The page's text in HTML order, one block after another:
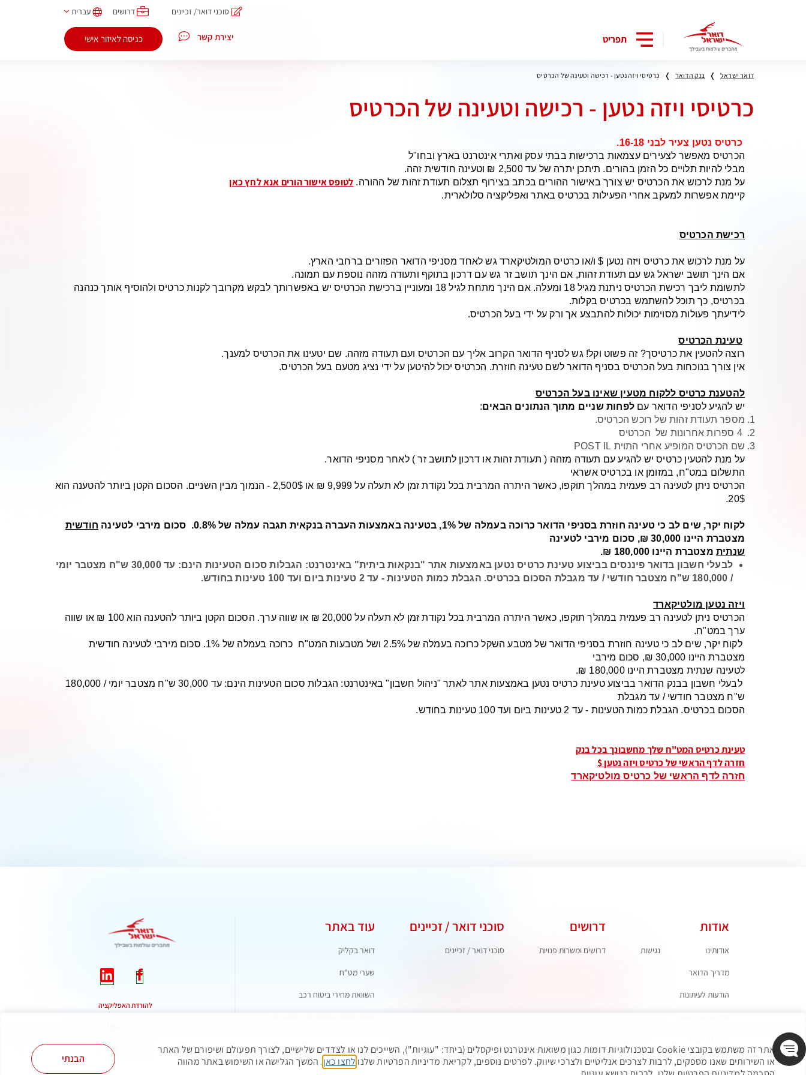
תפריט
סוכני דואר/ זכיינים דרושים עברית
יצירת קשר כניסה לאיזור אישי
דואר ישראל בנק הדואר כרטיסי ויזה נטען - רכישה וטעינה של הכרטיס
כרטיסי ויזה נטען - רכישה וטעינה של הכרטיס
כרטיס נטען צעיר לבני 16-18.
הכרטיס מאפשר לצעירים עצמאות ברכישות בבתי עסק ואתרי אינטרנט בארץ ובחו"ל
מבלי להיות תלויים כל הזמן בהורים. תיתכן יתרה של עד 2,500 ₪ וטעינה חודשית זהה.
על מנת לרכוש את הכרטיס יש צורך באישור ההורים בכתב בצירוף תצלום תעודת זהות של ההורה. לטופס אישור הורים אנא לחץ כאן
קיימת אפשרות למעקב אחרי הפעילות בכרטיס באתר ואפליקציה סלולארית.
רכישת הכרטיס
על מנת לרכוש את כרטיס ויזה נטען $ ו/או כרטיס המולטיקארד גש לאחד מסניפי הדואר הפזורים ברחבי הארץ.
אם הינך תושב ישראל גש עם תעודת זהות, אם הינך תושב זר גש עם דרכון בתוקף ותעודה מזהה נוספת עם תמונה.
לתשומת ליבך רכישת הכרטיס ניתנת מגיל 18 ומעלה. אם הינך מתחת לגיל 18 ומעוניין ברכישת הכרטיס יש באפשרותך לבקש מקרובך לקנות כרטיס ולהוסיף אותך כנהנה
בכרטיס, כך תוכל להשתמש בכרטיס בקלות.
לידיעתך פעולות מסוימות יכולות להתבצע אך ורק על ידי בעל הכרטיס.
טעינת הכרטיס
רוצה להטעין את כרטיסך? זה פשוט וקל! גש לסניף הדואר הקרוב אליך עם הכרטיס ועם תעודה מזהה. שם יטעינו את הכרטיס למענך.
אין צורך בנוכחות בעל הכרטיס בסניף הדואר לשם טעינה חוזרת. הכרטיס יכול להיטען על ידי נציג מטעם בעל הכרטיס.
להטענת כרטיס ללקוח מטעין שאינו בעל הכרטיס
יש להגיע לסניפי הדואר עם לפחות שניים מתוך הנתונים הבאים:
מספר תעודת זהות של רוכש הכרטיס.
4 ספרות אחרונות של הכרטיס
שם הכרטיס המופיע אחרי התוית POST IL
על מנת להטעין כרטיס יש להגיע עם תעודה מזהה ( תעודת זהות או דרכון לתושב זר ) לאחר מסניפי הדואר.
התשלום במט"ח, במזומן או בכרטיס אשראי
הכרטיס ניתן לטעינה רב פעמית במהלך תוקפו, כאשר היתרה המרבית בכל נקודת זמן לא תעלה על 9,999 ₪ או 2,500$ - הנמוך מבין השניים. הסכום הקטן ביותר להטענה הוא
20$.
לקוח יקר, שים לב כי טעינה חוזרת בסניפי הדואר כרוכה בעמלה של 1%, בטעינה באמצעות העברה בנקאית תגבה עמלה של 0.8%. סכום מירבי לטעינה
חודשית
מצטברת היינו 30,000 ₪, סכום מירבי לטעינה
שנתית מצטברת היינו 180,000 ₪.
לבעלי חשבון בדואר פיננסים בביצוע טעינת כרטיס נטען באמצעות אתר "בנקאות ביתית" באינטרנט: הגבלות סכום הטעינות הינם: עד 30,000 ש"ח מצטבר יומי
/ 180,000 ש"ח מצטבר חודשי / עד מגבלת הסכום בכרטיס. הגבלת כמות הטעינות - עד 2 טעינות ביום ועד 100 טעינות בחודש.
ויזה נטען מולטיקארד
הכרטיס ניתן לטעינה רב פעמית במהלך תוקפו, כאשר היתרה המרבית בכל נקודת זמן לא תעלה על 20,000 ₪ או שווה ערך. הסכום הקטן ביותר להטענה הוא 100 ₪ או שווה
ערך במט"ח.
לקוח יקר, שים לב כי טעינה חוזרת בסניפי הדואר של מטבע השקל כרוכה בעמלה של 2.5% ושל מטבעות המט"ח כרוכה בעמלה של 1%. סכום מירבי לטעינה חודשית
מצטברת היינו 30,000 ₪, סכום מירבי
לטעינה שנתית מצטברת היינו 180,000 ₪.
לבעלי חשבון בבנק הדואר בביצוע טעינת כרטיס נטען באמצעות אתר לאתר "ניהול חשבון" באינטרנט: הגבלות סכום הטעינות הינם: עד 30,000 ש"ח מצטבר יומי / 180,000
ש"ח מצטבר חודשי / עד מגבלת
הסכום בכרטיס. הגבלת כמות הטעינות - עד 2 טעינות ביום ועד 100 טעינות בחודש.
טעינת כרטיס המט"ח שלך מחשבונך בכל בנק
חזרה לדף הראשי של כרטיס ויזה נטען $
חזרה לדף הראשי של כרטיס מולטיקארד
אודות
אודותינו
מדריך הדואר
הודעות לעיתונות
נגישות
דרושים
דרושים ומשרות פנויות
סוכני דואר / זכיינים
סוכני דואר / זכיינים
עוד באתר
דואר בקליק
שערי מט"ח
השוואת מחירי ביטוח רכב
להורדת האפליקציה
אתר זה משתמש בקובצי Cookie ובטכנולוגיות דומות כגון משואות אינטרנט ופיקסלים (ביחד: "עוגיות"), השייכים לנו או לצדדים שלישיים, לצורך תפעולם ושיפורם של האתר
או השירותים שאנו מספקים, לרבות לצרכים אנליטיים ולצרכי שיווק. לפרטים נוספים, לקריאת מדיניות הפרטיות שלנו לחצו כאן. המשך הגלישה או השימוש באתר מהווה
הבנתי